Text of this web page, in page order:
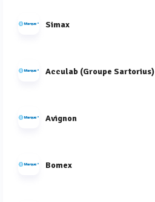
Simax
Acculab (Groupe Sartorius)
Avignon
Bomex